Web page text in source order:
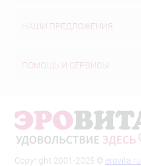
НАШИ ПРЕДЛОЖЕНИЯ
ПОМОЩЬ И СЕРВИСЫ
Copyright 2001-2025 © erovita.ru